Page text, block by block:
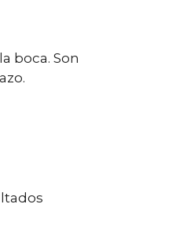
boca. Son